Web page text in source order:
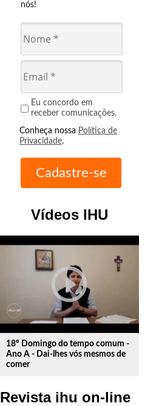
nós!
Eu concordo em
receber comunicações.
Conheça nossa Política de
Privacidade.
Vídeos IHU
play_circle_outline
18º Domingo do tempo comum -
Ano A - Dai-lhes vós mesmos de
comer
Revista ihu on-line